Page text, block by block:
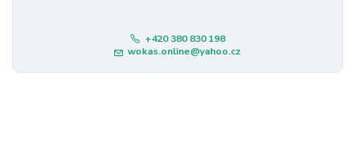
+420 380 830 198
wokas.online@yahoo.cz